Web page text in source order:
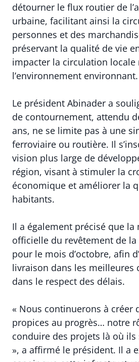
détourner le flux routier de
urbaine, facilitant ainsi la
personnes et des
préservant la qualité de vie
impacter la circulation locale
l’environnement environnant.
Le président Abinader a
de contournement, attendu
ans, ne se limite pas à une
ferroviaire ou routière. Il
vision plus large de
région, visant à stimuler la
économique et améliorer la
habitants.
Il a également précisé que la
officielle du revêtement de
pour le mois d’octobre, afin
livraison dans les meilleures
dans le respect des délais.
« Nous continuerons à créer
propices au progrès… notre
conduire des projets là où ils
», a affirmé le président. Il a